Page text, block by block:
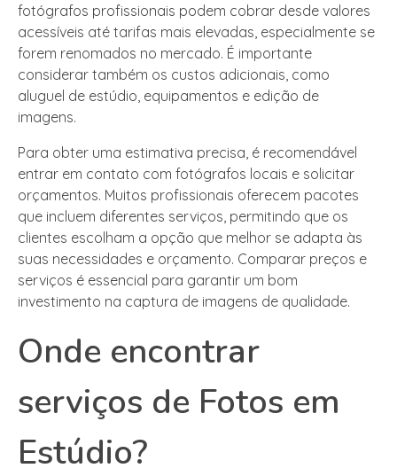
fotógrafos profissionais podem cobrar desde valores
acessíveis até tarifas mais elevadas, especialmente se
forem renomados no mercado. É importante
considerar também os custos adicionais, como
aluguel de estúdio, equipamentos e edição de
imagens.
Para obter uma estimativa precisa, é recomendável
entrar em contato com fotógrafos locais e solicitar
orçamentos. Muitos profissionais oferecem pacotes
que incluem diferentes serviços, permitindo que os
clientes escolham a opção que melhor se adapta às
suas necessidades e orçamento. Comparar preços e
serviços é essencial para garantir um bom
investimento na captura de imagens de qualidade.
Onde encontrar
serviços de Fotos em
Estúdio?